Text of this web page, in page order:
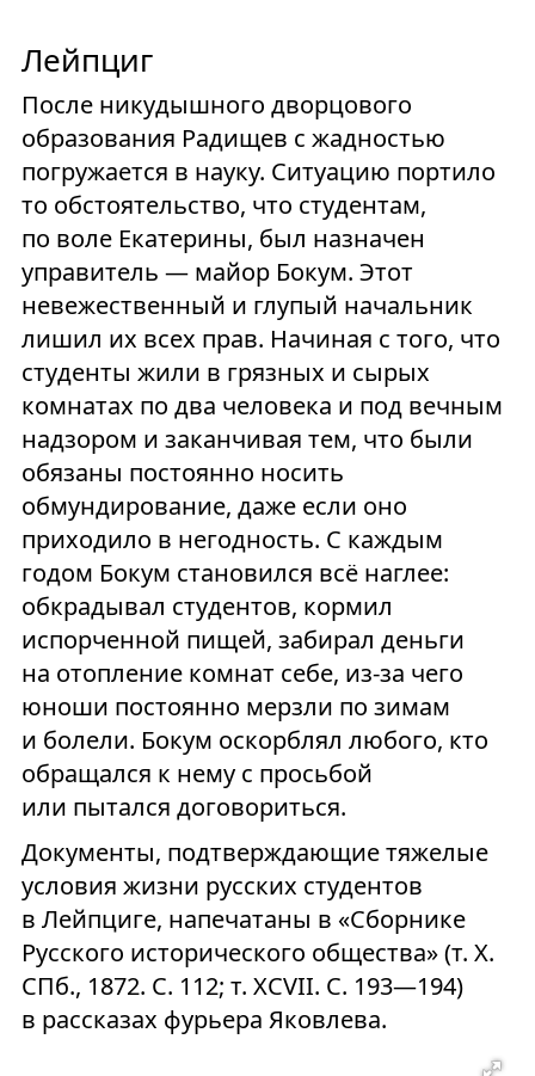
Лейпциг
После никудышного дворцового
образования Радищев с жадностью
погружается в науку. Ситуацию портило
то обстоятельство, что студентам,
по воле Екатерины, был назначен
управитель — майор Бокум. Этот
невежественный и глупый начальник
лишил их всех прав. Начиная с того, что
студенты жили в грязных и сырых
комнатах по два человека и под вечным
надзором и заканчивая тем, что были
обязаны постоянно носить
обмундирование, даже если оно
приходило в негодность. С каждым
годом Бокум становился всё наглее:
обкрадывал студентов, кормил
испорченной пищей, забирал деньги
на отопление комнат себе, из-за чего
юноши постоянно мерзли по зимам
и болели. Бокум оскорблял любого, кто
обращался к нему с просьбой
или пытался договориться.
Документы, подтверждающие тяжелые
условия жизни русских студентов
в Лейпциге, напечатаны в «Сборнике
Русского исторического общества» (т. X.
СПб., 1872. С. 112; т. XCVII. С. 193—194)
в рассказах фурьера Яковлева.